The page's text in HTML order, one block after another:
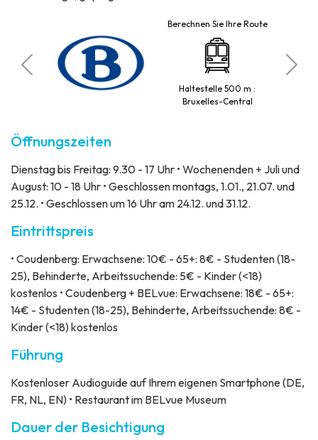
Berechnen Sie Ihre Route
Haltestelle 500 m :
Bruxelles-Central
Öffnungszeiten
Dienstag bis Freitag: 9.30 - 17 Uhr • Wochenenden + Juli und
August: 10 - 18 Uhr • Geschlossen montags, 1.01., 21.07. und
25.12. • Geschlossen um 16 Uhr am 24.12. und 31.12.
Eintrittspreis
• Coudenberg: Erwachsene: 10€ - 65+: 8€ - Studenten (18-
25), Behinderte, Arbeitssuchende: 5€ - Kinder (<18)
kostenlos • Coudenberg + BELvue: Erwachsene: 18€ - 65+:
14€ - Studenten (18-25), Behinderte, Arbeitssuchende: 8€ -
Kinder (<18) kostenlos
Führung
Kostenloser Audioguide auf Ihrem eigenen Smartphone (DE,
FR, NL, EN) • Restaurant im BELvue Museum
Dauer der Besichtigung